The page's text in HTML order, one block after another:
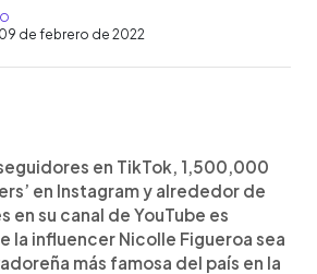
de febrero de 2022
artículo
en TikTok, 1,500,000
en Instagram y alrededor de
su canal de YouTube es
la influencer Nicolle Figueroa sea
más famosa del país en la